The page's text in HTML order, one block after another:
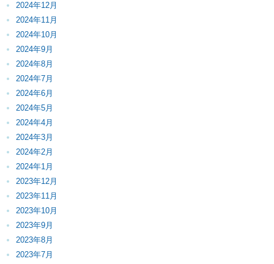
2024年12月
2024年11月
2024年10月
2024年9月
2024年8月
2024年7月
2024年6月
2024年5月
2024年4月
2024年3月
2024年2月
2024年1月
2023年12月
2023年11月
2023年10月
2023年9月
2023年8月
2023年7月